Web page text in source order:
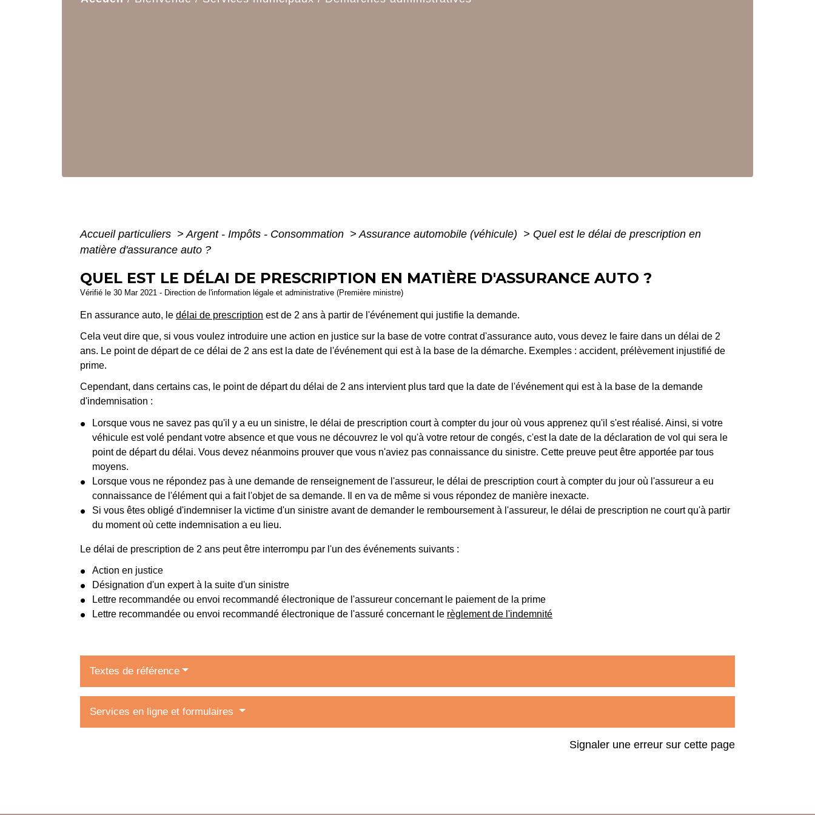
Accueil particuliers > Argent - Impôts - Consommation > Assurance automobile (véhicule) > Quel est le délai de prescription en
matière d'assurance auto ?
QUEL EST LE DÉLAI DE PRESCRIPTION EN MATIÈRE D'ASSURANCE AUTO ?
Vérifié le 30 Mar 2021 - Direction de l'information légale et administrative (Première ministre)
En assurance auto, le délai de prescription est de 2 ans à partir de l'événement qui justifie la demande.
Cela veut dire que, si vous voulez introduire une action en justice sur la base de votre contrat d'assurance auto, vous devez le faire dans un délai de 2
ans. Le point de départ de ce délai de 2 ans est la date de l'événement qui est à la base de la démarche. Exemples : accident, prélèvement injustifié de
prime.
Cependant, dans certains cas, le point de départ du délai de 2 ans intervient plus tard que la date de l'événement qui est à la base de la demande
d'indemnisation :
Lorsque vous ne savez pas qu'il y a eu un sinistre, le délai de prescription court à compter du jour où vous apprenez qu'il s'est réalisé. Ainsi, si votre
véhicule est volé pendant votre absence et que vous ne découvrez le vol qu'à votre retour de congés, c'est la date de la déclaration de vol qui sera le
point de départ du délai. Vous devez néanmoins prouver que vous n'aviez pas connaissance du sinistre. Cette preuve peut être apportée par tous
moyens.
Lorsque vous ne répondez pas à une demande de renseignement de l'assureur, le délai de prescription court à compter du jour où l'assureur a eu
connaissance de l'élément qui a fait l'objet de sa demande. Il en va de même si vous répondez de manière inexacte.
Si vous êtes obligé d'indemniser la victime d'un sinistre avant de demander le remboursement à l'assureur, le délai de prescription ne court qu'à partir
du moment où cette indemnisation a eu lieu.
Le délai de prescription de 2 ans peut être interrompu par l'un des événements suivants :
Action en justice
Désignation d'un expert à la suite d'un sinistre
Lettre recommandée ou envoi recommandé électronique de l'assureur concernant le paiement de la prime
Lettre recommandée ou envoi recommandé électronique de l'assuré concernant le règlement de l'indemnité
Textes de référence
Services en ligne et formulaires
Signaler une erreur sur cette page